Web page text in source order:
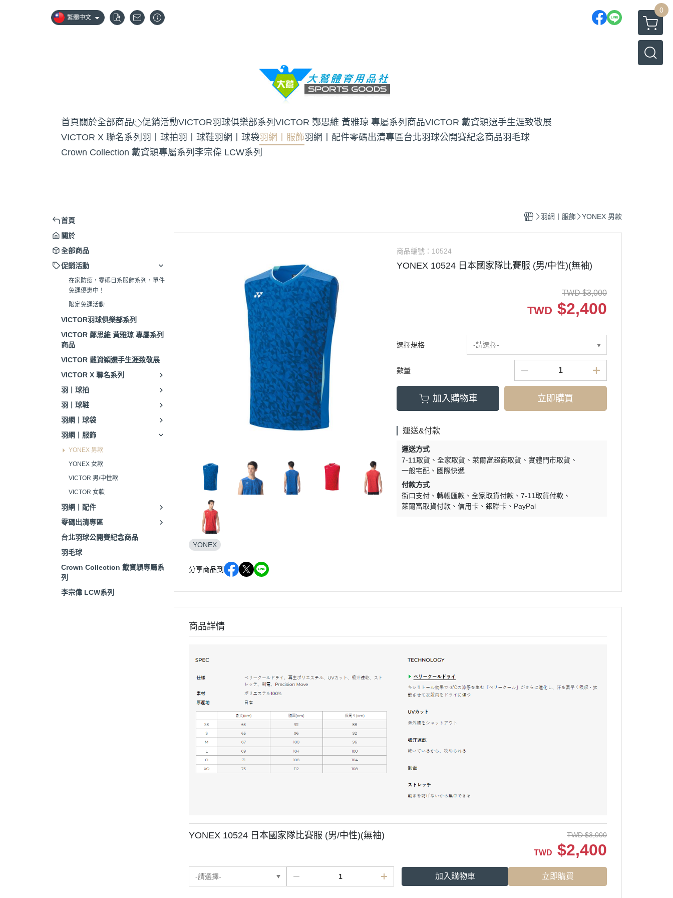
繁體中文
0
首頁 關於全部商品 促銷活動VICTOR羽球俱樂部系列 VICTOR 鄭思維 黃雅琼 專屬系列商品VICTOR 戴資穎選手生涯致敬展
VICTOR X 聯名系列 羽丨球拍羽丨球鞋羽網丨球袋羽網丨服飾羽網丨配件零碼出清專區台北羽球公開賽紀念商品羽毛球
Crown Collection 戴資穎專屬系列 李宗偉 LCW系列
首頁
關於
全部商品
促銷活動
在家防疫，零碼日系服飾系列，單件
免運優惠中！
限定免運活動
VICTOR羽球俱樂部系列
VICTOR 鄭思維 黃雅琼 專屬系列
商品
VICTOR 戴資穎選手生涯致敬展
VICTOR X 聯名系列
羽丨球拍
羽丨球鞋
羽網丨球袋
羽網丨服飾
YONEX 男款
YONEX 女款
VICTOR 男/中性款
VICTOR 女款
羽網丨配件
零碼出清專區
台北羽球公開賽紀念商品
羽毛球
Crown Collection 戴資穎專屬系
列
李宗偉 LCW系列
羽網丨服飾 YONEX 男款
YONEX
分享商品到
商品編號： 10524
YONEX 10524 日本國家隊比賽服 (男/中性)(無袖)
TWD $3,000
TWD $2,400
選擇規格 -請選擇-
數量
加入購物車 立即購買
運送&付款
運送方式
7-11取貨
全家取貨 萊爾富超商取貨
實體門市取貨
一般宅配
國際快遞
付款方式
街口支付
轉帳匯款 全家取貨付款
7-11取貨付款
萊爾富取貨付款
信用卡 銀聯卡 PayPal
商品詳情
YONEX 10524 日本國家隊比賽服 (男/中性)(無袖) TWD $3,000
TWD $2,400
-請選擇- 加入購物車 立即購買